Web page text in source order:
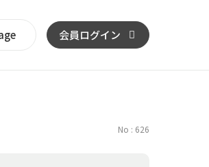
会員ログイン
No : 626